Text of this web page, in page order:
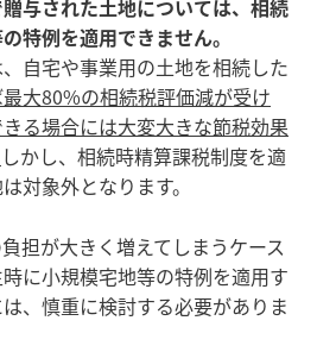
与された土地については、相続
特例を適用できません。
自宅や事業用の土地を相続した
大80%の相続税評価減が受け
る場合には大変大きな節税効果
しかし、相続時精算課税制度を適
対象外となります。
担が大きく増えてしまうケース
に小規模宅地等の特例を適用す
、慎重に検討する必要がありま